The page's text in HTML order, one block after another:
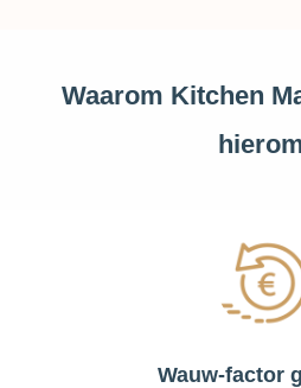
Waarom Kitchen
Wauw-factor